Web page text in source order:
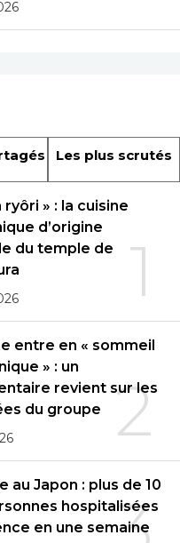
Les plus scrutés
1
ryôri » : la cuisine
d’origine
du temple de
2
entre en « sommeil
» : un
revient sur les
du groupe
au Japon : plus de 10
hospitalisées
en une semaine